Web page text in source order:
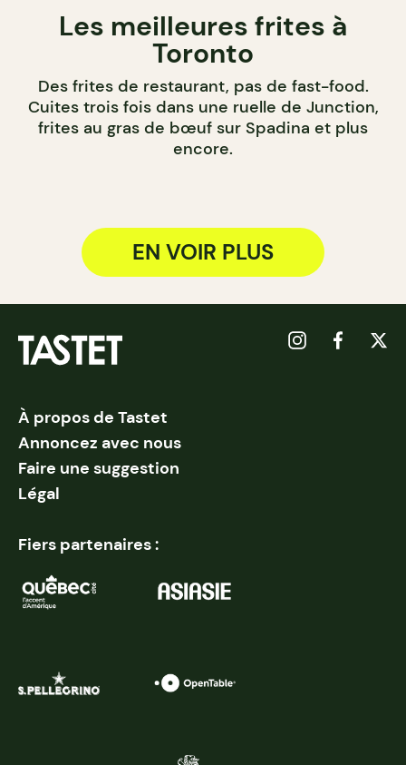
Les meilleures frites à
Toronto
Des frites de restaurant, pas de fast-food.
Cuites trois fois dans une ruelle de Junction,
frites au gras de bœuf sur Spadina et plus
encore.
EN VOIR PLUS
À propos de Tastet
Annoncez avec nous
Faire une suggestion
Légal
Fiers partenaires :